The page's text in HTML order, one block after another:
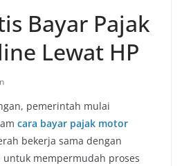
Bayar Pajak
Lewat HP
pemerintah mulai
cara bayar pajak motor
bekerja sama dengan
mempermudah proses